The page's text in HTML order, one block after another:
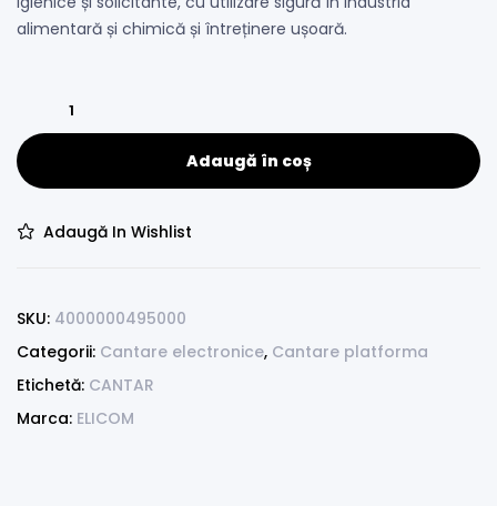
alimentară și chimică și întreținere ușoară.
Adaugă în coș
Adaugă In Wishlist
SKU: 4000000495000
Categorii: Cantare electronice, Cantare platforma
Etichetă: CANTAR
Marca: ELICOM